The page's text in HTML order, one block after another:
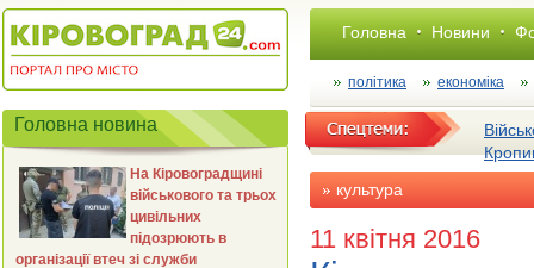
Головна Новини
політика економіка
культура
11 квітня 2016
Головна новина
На Кіровоградщині
військового та трьох
цивільних
підозрюють в
організації втеч зі служби